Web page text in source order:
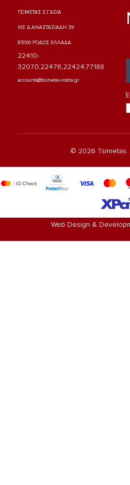
ΤΣΙΜΕΤΑΣ Σ.Γ.&ΣΙΑ
ΙΚΕ Δ.ΑΝΑΣΤΑΣΙΑΔΗ 39
85100 ΡΟΔΟΣ ΕΛΛΑΔΑ
22410-
32070,22476,22424,77188
accounts@tsimetas-rodos.gr
© 2026 Tsimetas.
Web Design &